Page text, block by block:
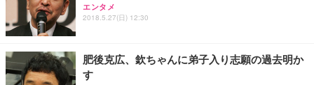
エンタメ
2018.5.27(日) 12:30
肥後克広、欽ちゃんに弟子入り志願の過去明か
す